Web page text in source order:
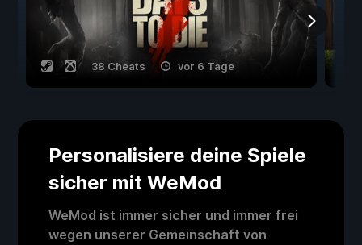
38 Cheats vor 6 Tage
Personalisiere deine Spiele
sicher mit WeMod
WeMod ist immer sicher und immer frei
wegen unserer Gemeinschaft von